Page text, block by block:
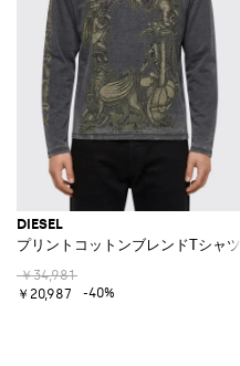
DIESEL
プリントコットンブレンドTシャツ
￥34,981
￥20,987
-40%